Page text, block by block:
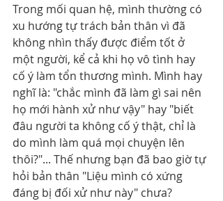
Trong mối quan hệ, mình thường có
xu hướng tự trách bản thân vì đã
không nhìn thấy được điểm tốt ở
một người, kể cả khi họ vô tình hay
cố ý làm tổn thương mình. Mình hay
nghĩ là: "chắc mình đã làm gì sai nên
họ mới hành xử như vậy" hay "biết
đâu người ta không cố ý thật, chỉ là
do mình làm quá mọi chuyện lên
thôi?"... Thế nhưng bạn đã bao giờ tự
hỏi bản thân "Liệu mình có xứng
đáng bị đối xử như này" chưa?